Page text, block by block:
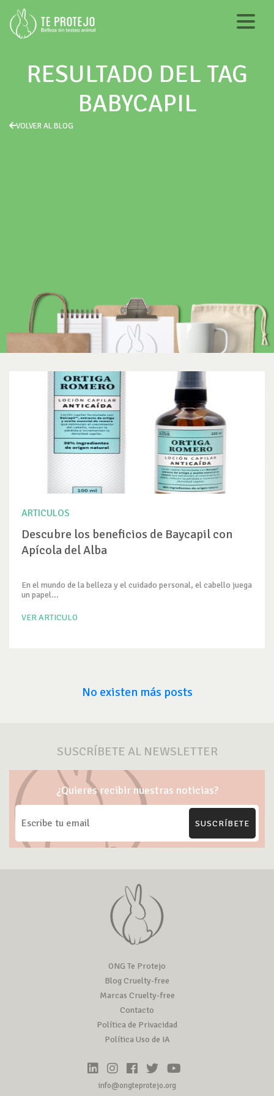
RESULTADO DEL TAG
BABYCAPIL
VOLVER AL BLOG
ARTICULOS
Descubre los beneficios de Baycapil con
Apícola del Alba
En el mundo de la belleza y el cuidado personal, el cabello juega
un papel...
VER ARTICULO
No existen más posts
SUSCRÍBETE AL NEWSLETTER
¿Quieres recibir nuestras noticias?
SUSCRÍBETE
ONG Te Protejo
Blog Cruelty-free
Marcas Cruelty-free
Contacto
Política de Privacidad
Política Uso de IA
info@ongteprotejo.org